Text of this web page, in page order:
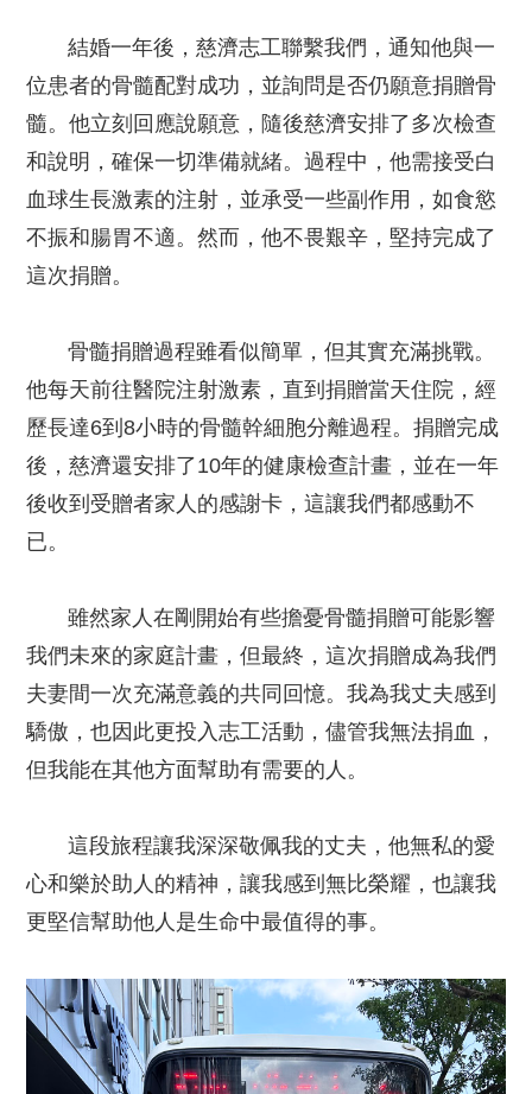
結婚一年後，慈濟志工聯繫我們，通知他與一
位患者的骨髓配對成功，並詢問是否仍願意捐贈骨
髓。他立刻回應說願意，隨後慈濟安排了多次檢查
和說明，確保一切準備就緒。過程中，他需接受白
血球生長激素的注射，並承受一些副作用，如食慾
不振和腸胃不適。然而，他不畏艱辛，堅持完成了
這次捐贈。
骨髓捐贈過程雖看似簡單，但其實充滿挑戰。
他每天前往醫院注射激素，直到捐贈當天住院，經
歷長達6到8小時的骨髓幹細胞分離過程。捐贈完成
後，慈濟還安排了10年的健康檢查計畫，並在一年
後收到受贈者家人的感謝卡，這讓我們都感動不
已。
雖然家人在剛開始有些擔憂骨髓捐贈可能影響
我們未來的家庭計畫，但最終，這次捐贈成為我們
夫妻間一次充滿意義的共同回憶。我為我丈夫感到
驕傲，也因此更投入志工活動，儘管我無法捐血，
但我能在其他方面幫助有需要的人。
這段旅程讓我深深敬佩我的丈夫，他無私的愛
心和樂於助人的精神，讓我感到無比榮耀，也讓我
更堅信幫助他人是生命中最值得的事。